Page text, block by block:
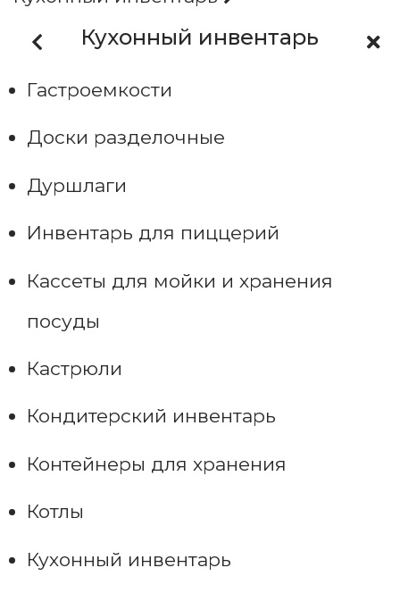
Кухонный инвентарь
Гастроемкости
Доски разделочные
Дуршлаги
Инвентарь для пиццерий
Кассеты для мойки и хранения
посуды
Кастрюли
Кондитерский инвентарь
Контейнеры для хранения
Котлы
Кухонный инвентарь